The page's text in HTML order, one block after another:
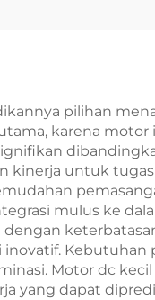
pilihan
karena motor
kinerja untuk
mulus ke
Motor dc
yang dapat